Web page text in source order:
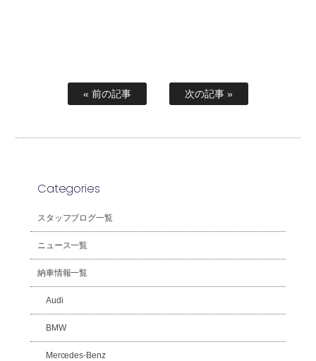
« 前の記事 次の記事 »
Categories
スタッフブログ一覧
ニュース一覧
納車情報一覧
Audi
BMW
Mercedes-Benz